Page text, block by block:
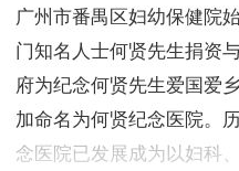
广州市番禺区妇幼保健院
门知名人士何贤先生捐资
府为纪念何贤先生爱国爱
加命名为何贤纪念医院。
念医院已发展成为以妇科